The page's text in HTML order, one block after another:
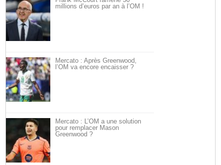
millions d’euros par an à l’OM !
Mercato : Après Greenwood,
l’OM va encore encaisser ?
Mercato : L’OM a une solution
pour remplacer Mason
Greenwood ?